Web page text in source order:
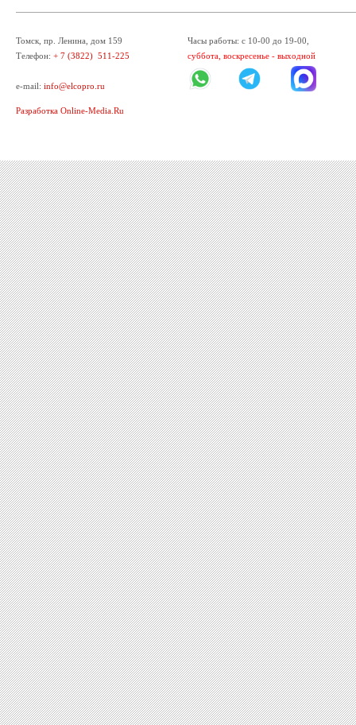
Томск, пр. Ленина, дом 159
Телефон: + 7 (3822) 511-225
e-mail: info@elcopro.ru
Часы работы: с 10-00 до 19-00,
суббота, воскресенье - выходной
Разработка Online-Media.Ru